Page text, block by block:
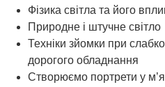
Фізика світла та його
Природне і штучне світло
Техніки зйомки при
дорогого обладнання
Створюємо портрети у